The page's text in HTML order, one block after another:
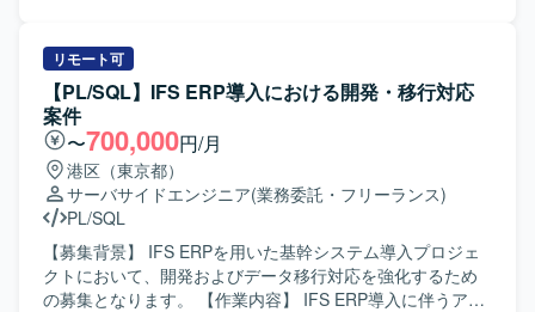
マネジメントスキルを高めることができる環境です。顧客
折衝や案件管理などを通じて、技術力だけでなくビジネス
面でのスキルも磨いていただけます。 【開発環境】 Oracle
データベース上でのPL/SQL開発を中心に、UNIX環境での
C/C++およびCSHを用いた開発を行っております。フロン
ト・バッチなどの各種機能においてVB6.0およびVB.NETを
活用したシステム構成となっております。
などを統合する基幹システムに対して、詳細設計から製
造、単体・結合テストまで一貫してご対応いただきます。
移行枠では、データ移行設計および実装、移行計画に基づ
いた移行検証や不具合修正などを担当していただきます。
【求める人物像】 ERP導入プロジェクトにおいて、関係者
と連携しながら自律的にタスクを推進できる方を求めてお
ります。課題発生時に原因を整理し、周囲と相談しつつ解
決策を提案・実行できる協調性とコミュニケーション力の
ある方が望ましいです。 【ポジションの魅力】 大規模な基
幹システム導入プロジェクトに参画することで、IFS ERPを
はじめとしたERP導入のノウハウや、会計・人事・生産管
リモート可
【PL/SQL】IFS ERP導入における開発・移行対応
案件
〜700,000円/月
港区（東京都）
サーバサイドエンジニア(業務委託・フリーランス)
PL/SQL
【募集背景】 IFS ERPを用いた基幹システム導入プロジェ
クトにおいて、開発およびデータ移行対応を強化するため
の募集となります。 【作業内容】 IFS ERP導入に伴うアド